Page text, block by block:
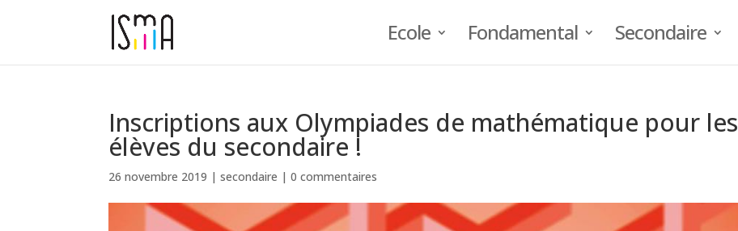
Ecole Fondamental Secondaire
Inscriptions aux Olympiades de mathématique pour les
élèves du secondaire !
26 novembre 2019 |secondaire |0 commentaires